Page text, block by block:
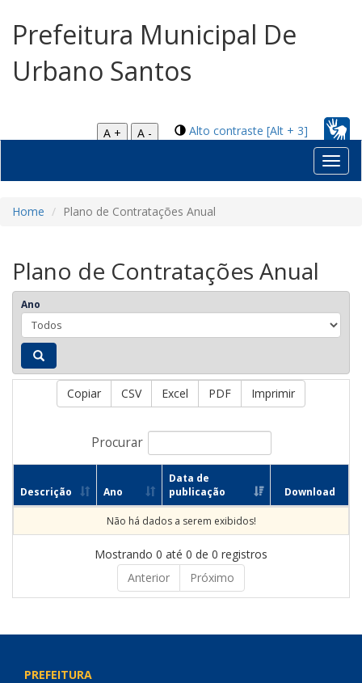
Prefeitura Municipal De
Urbano Santos
Alto contraste [Alt + 3]
A +
A -
Home Plano de Contratações Anual
Plano de Contratações Anual
Ano
Copiar CSV Excel PDF Imprimir
Procurar
Descrição Ano
Data de
publicação
Download
Não há dados a serem exibidos!
Mostrando 0 até 0 de 0 registros
Anterior
Próximo
PREFEITURA